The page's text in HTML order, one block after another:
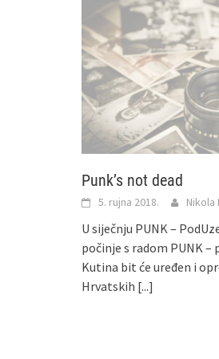
Punk’s not dead
5. rujna 2018. Nikola
U siječnju PUNK –
počinje s radom PUNK
Kutina bit će uređen i
Hrvatskih [...]